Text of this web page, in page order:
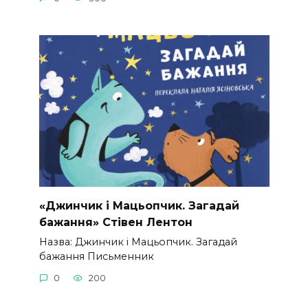
«Джинчик і Мацьопчик. Загадай
бажання» Стівен Лентон
Назва: Джинчик і Мацьопчик. Загадай
бажання Письменник
0 200